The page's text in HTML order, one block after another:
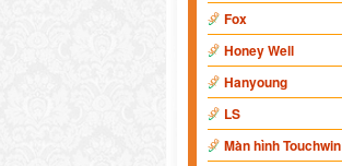
Fox
Honey Well
Hanyoung
LS
Màn hình Touchwin